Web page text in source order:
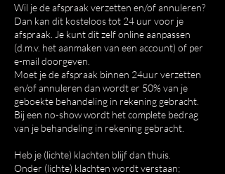
Wil je de afspraak verzetten en/of annuleren?
Dan kan dit kosteloos tot 24 uur voor je
afspraak. Je kunt dit zelf online aanpassen
(d.m.v. het aanmaken van een account) of per
e-mail doorgeven.
Moet je de afspraak binnen 24uur verzetten
en/of annuleren dan wordt er 50% van je
geboekte behandeling in rekening gebracht.
Bij een no-show wordt het complete bedrag
van je behandeling in rekening gebracht.
Heb je (lichte) klachten blijf dan thuis.
Onder (lichte) klachten wordt verstaan;